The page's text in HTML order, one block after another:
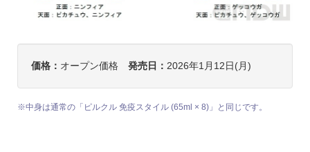
価格： オープン価格 発売日： 2026年1月12日(月)
※中身は通常の「ピルクル 免疫スタイル (65ml × 8)」と同じです。